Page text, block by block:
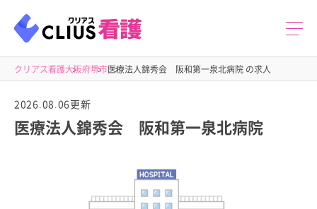
クリアス看護大阪府堺市医療法人錦秀会 阪和第一泉北病院 の求人
2026.08.06更新
医療法人錦秀会 阪和第一泉北病院